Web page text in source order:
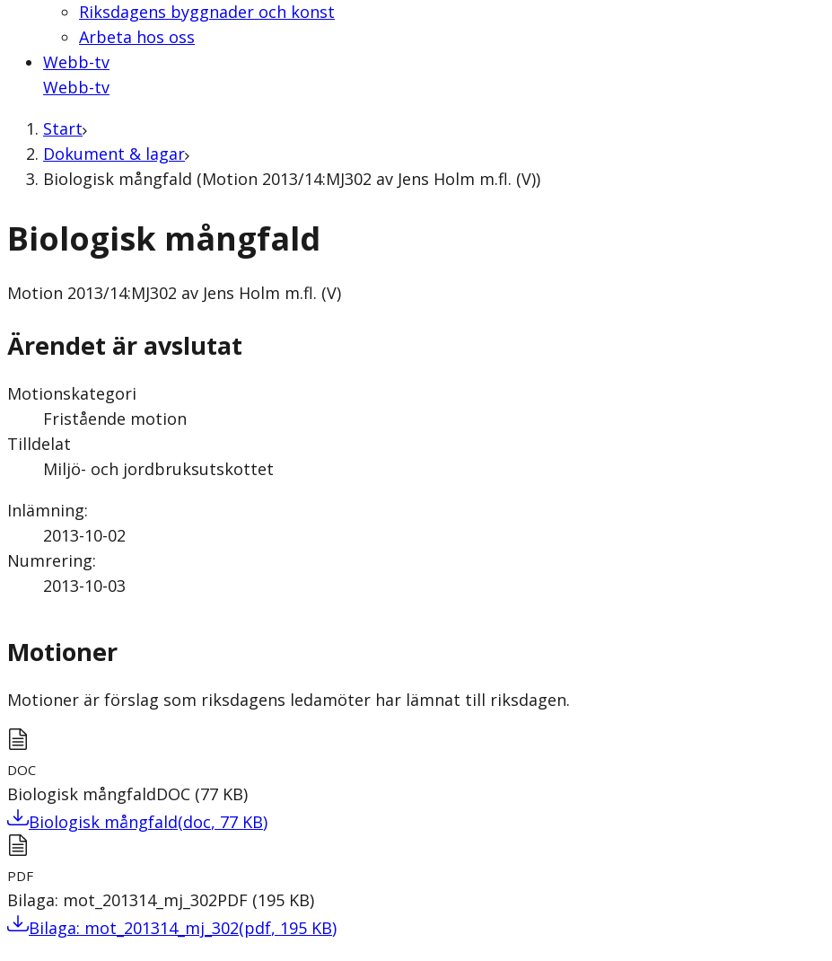
Riksdagens byggnader och konst
Arbeta hos oss
Webb-tv
Webb-tv
Start
Dokument & lagar
Biologisk mångfald (Motion 2013/14:MJ302 av Jens Holm m.fl. (V))
Biologisk mångfald
Motion 2013/14:MJ302 av Jens Holm m.fl. (V)
Ärendet är avslutat
Motionskategori
Fristående motion
Tilldelat
Miljö- och jordbruksutskottet
Inlämning:
2013-10-02
Numrering:
2013-10-03
Motioner
Motioner är förslag som riksdagens ledamöter har lämnat till riksdagen.
DOC
Biologisk mångfaldDOC (77 KB)
Biologisk mångfald(doc, 77 KB)
PDF
Bilaga: mot_201314_mj_302PDF (195 KB)
Bilaga: mot_201314_mj_302(pdf, 195 KB)